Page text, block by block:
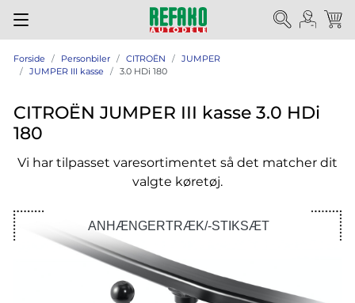
Forside Personbiler CITROËN
JUMPER
JUMPER III kasse
3.0 HDi 180
CITROËN JUMPER III kasse 3.0 HDi
180
Vi har tilpasset varesortimentet så det matcher dit
valgte køretøj.
ANHÆNGERTRÆK/-STIKSÆT